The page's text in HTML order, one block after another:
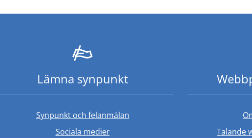
Lämna synpunkt
Synpunkt och felanmälan
Sociala medier
Talande